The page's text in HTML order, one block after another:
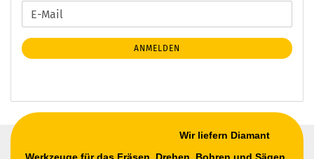
WEITER
ZUR
NEWSLETTER-
ANMELDUNG
E-
Mail
ANMELDEN
Wir liefern Diamant